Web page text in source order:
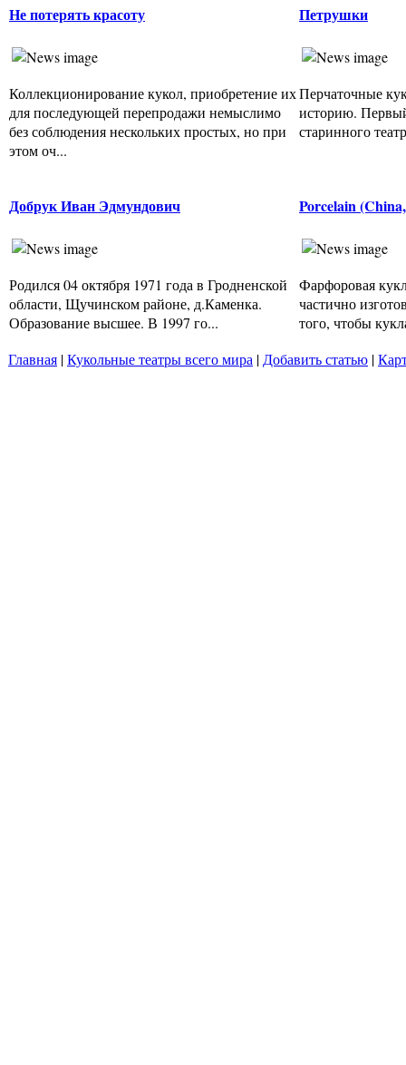
Не потерять красоту
Коллекционирование кукол, приобретение их
для последующей перепродажи немыслимо
без соблюдения нескольких простых, но при
этом оч...
Петрушки
Перчаточные
историю.
старинного
Добрук Иван Эдмундович
Родился 04 октября 1971 года в Гродненской
области, Щучинском районе, д.Каменка.
Образование высшее. В 1997 го...
Porcelain
Фарфоровая
частично
того, чтобы
Главная |Кукольные театры всего мира | Добавить статью |